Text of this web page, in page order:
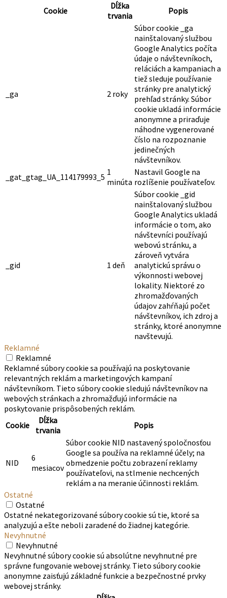
Cookie
Dĺžka
trvania
Popis
_ga 2 roky
Súbor cookie _ga
nainštalovaný službou
Google Analytics počíta
údaje o návštevníkoch,
reláciách a kampaniach a
tiež sleduje používanie
stránky pre analytický
prehľad stránky. Súbor
cookie ukladá informácie
anonymne a priraďuje
náhodne vygenerované
číslo na rozpoznanie
jedinečných
návštevníkov.
_gat_gtag_UA_114179993_5 1
minúta
Nastavil Google na
rozlíšenie používateľov.
_gid 1 deň
Súbor cookie _gid
nainštalovaný službou
Google Analytics ukladá
informácie o tom, ako
návštevníci používajú
webovú stránku, a
zároveň vytvára
analytickú správu o
výkonnosti webovej
lokality. Niektoré zo
zhromažďovaných
údajov zahŕňajú počet
návštevníkov, ich zdroj a
stránky, ktoré anonymne
navštevujú.
Reklamné
Reklamné
Reklamné súbory cookie sa používajú na poskytovanie
relevantných reklám a marketingových kampaní
návštevníkom. Tieto súbory cookie sledujú návštevníkov na
webových stránkach a zhromažďujú informácie na
poskytovanie prispôsobených reklám.
Cookie
Dĺžka
trvania
Popis
NID
6
mesiacov
Súbor cookie NID nastavený spoločnosťou
Google sa používa na reklamné účely; na
obmedzenie počtu zobrazení reklamy
používateľovi, na stlmenie nechcených
reklám a na meranie účinnosti reklám.
Ostatné
Ostatné
Ostatné nekategorizované súbory cookie sú tie, ktoré sa
analyzujú a ešte neboli zaradené do žiadnej kategórie.
Nevyhnutné
Nevyhnutné
Nevyhnutné súbory cookie sú absolútne nevyhnutné pre
správne fungovanie webovej stránky. Tieto súbory cookie
anonymne zaisťujú základné funkcie a bezpečnostné prvky
webovej stránky.